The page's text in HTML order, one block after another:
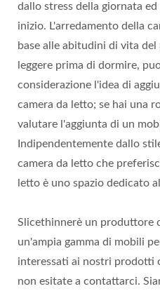
dallo stress della giornata
inizio. L'arredamento della
base alle abitudini di vita
leggere prima di dormire,
considerazione l'idea di
camera da letto; se hai una
valutare l'aggiunta di un
Indipendentemente dallo
camera da letto che
letto è uno spazio dedicato
Slicethinnerè un produttore
un'ampia gamma di mobili
interessati ai nostri prodotti
non esitate a contattarci.